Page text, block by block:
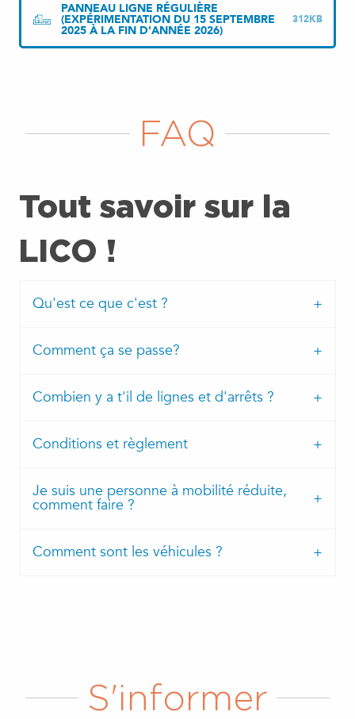
PANNEAU LIGNE RÉGULIÈRE
(EXPÉRIMENTATION DU 15 SEPTEMBRE
2025 À LA FIN D'ANNÉE 2026)
312KB
FAQ
Tout savoir sur la
LICO !
Qu'est ce que c'est ?
Comment ça se passe?
Combien y a t'il de lignes et d'arrêts ?
Conditions et règlement
Je suis une personne à mobilité réduite,
comment faire ?
Comment sont les véhicules ?
S'informer